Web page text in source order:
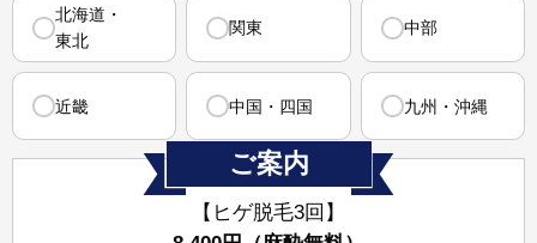
北海道・
東北
関東 中部
近畿 中国・四国 九州・沖縄
ご案内
【ヒゲ脱毛3回】